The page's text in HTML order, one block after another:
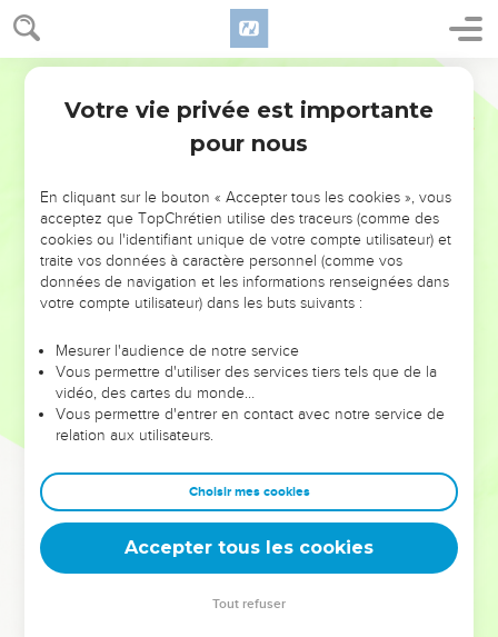
NE MANQUEZ PAS L’ÉVÉNEMENT
DE L’ANNÉE !
ET SI LEURS ERREURS POUVAIENT VOUS ÉVITER LES
VOTRES ?
leur foi ou leur vision. Mais on voit moins les doutes, les erreurs
et les saisons difficiles qu'ils ont traversés, alors même que ce
sont elles qui les ont façonnés.
Dans cette conférence, leaders, entrepreneurs, et responsables
clés pour avancer avec plus de sagesse afin que leurs erreurs
deviennent vos tremplins. Que vous guidiez un ministère, une
équipe, un groupe ou une famille, leur expérience est faite
Votre vie privée est importante
pour nous
En cliquant sur le bouton « Accepter tous les cookies », vous
acceptez que TopChrétien utilise des traceurs (comme des
cookies ou l'identifiant unique de votre compte utilisateur) et
traite vos données à caractère personnel (comme vos
données de navigation et les informations renseignées dans
votre compte utilisateur) dans les buts suivants :
Mesurer l'audience de notre service
Vous permettre d'utiliser des services tiers tels que de la
vidéo, des cartes du monde…
Vous permettre d'entrer en contact avec notre service de
relation aux utilisateurs.
Choisir mes cookies
Accepter tous les cookies
Tout refuser